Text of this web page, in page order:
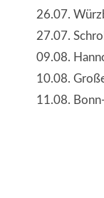
26.07.
27.07.
09.08.
10.08.
11.08.